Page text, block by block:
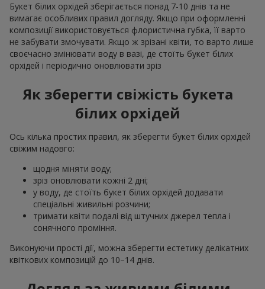
Букет білих орхідей зберігається понад 7-10 днів та не
вимагає особливих правил догляду. Якщо при оформленні
композиції використовується флористична губка, її варто
не забувати змочувати. Якщо ж зрізані квіти, то варто лише
своєчасно змінювати воду в вазі, де стоїть букет білих
орхідей і періодично оновлювати зріз
Як зберегти свіжість букета
білих орхідей
Ось кілька простих правил, як зберегти букет білих орхідей
свіжим надовго:
щодня міняти воду;
зріз оновлювати кожні 2 дні;
у воду, де стоїть букет білих орхідей додавати
спеціальні живильні розчини;
тримати квіти подалі від штучних джерел тепла і
сонячного проміння.
Виконуючи прості дії, можна зберегти естетику делікатних
квіткових композицій до 10–14 днів.